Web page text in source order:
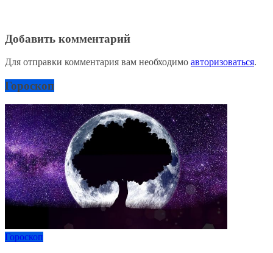
Добавить комментарий
Для отправки комментария вам необходимо авторизоваться.
Гороскоп
Гороскоп